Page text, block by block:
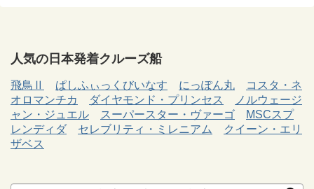
人気の日本発着クルーズ船
飛鳥Ⅱ ぱしふぃっくびいなす にっぽん丸
コスタ・ネ
オロマンチカ
ダイヤモンド・プリンセス
ノルウェージ
ャン・ジュエル
スーパースター・ヴァーゴ
MSCスプ
レンディダ
セレブリティ・ミレニアム
クイーン・エリ
ザベス